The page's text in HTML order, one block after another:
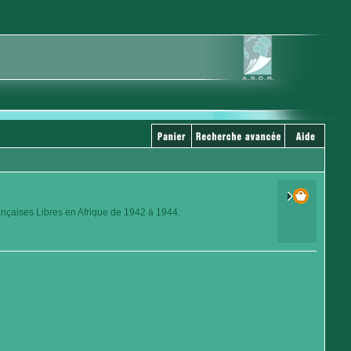
Libres en Afrique de 1942 à 1944.